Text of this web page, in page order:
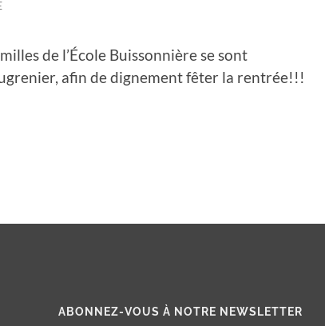
de l’École Buissonnière se sont
afin de dignement fêter la rentrée!!!
ABONNEZ-VOUS À NOTRE NEWSLETTER